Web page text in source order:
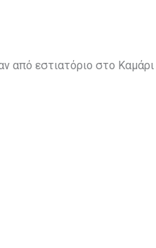
από εστιατόριο στο